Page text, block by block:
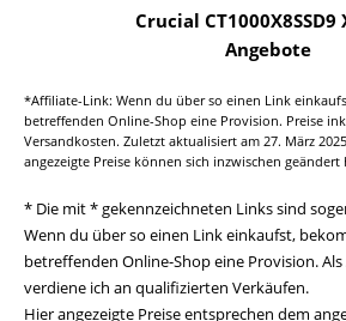
Crucial CT1000X8SSD9
Angebote
*Affiliate-Link: Wenn du über so einen Link
betreffenden Online-Shop eine Provision. Preise
Versandkosten. Zuletzt aktualisiert am 27. März
angezeigte Preise können sich inzwischen geändert
* Die mit * gekennzeichneten Links sind
Wenn du über so einen Link einkaufst,
betreffenden Online-Shop eine Provision.
verdiene ich an qualifizierten Verkäufen.
Hier angezeigte Preise entsprechen dem